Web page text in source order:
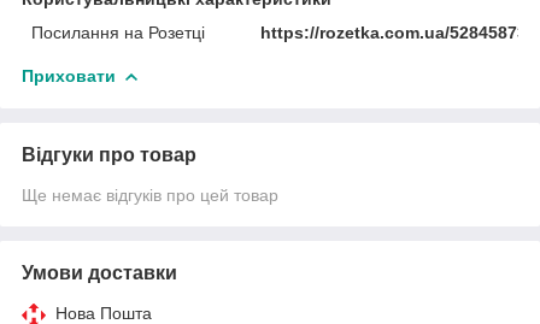
Посилання на Розетці
https://rozetka.com.ua/
Приховати
Відгуки про товар
Ще немає відгуків про цей товар
Умови доставки
Нова Пошта